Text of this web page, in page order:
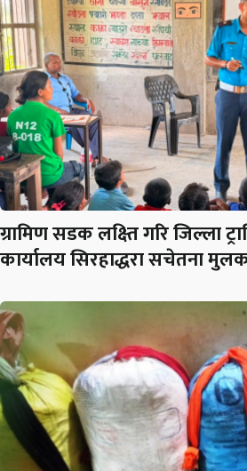
ग्रामिण सडक लक्ष्ति गरि जिल्ला
कार्यालय सिरहाद्धरा सचेतना